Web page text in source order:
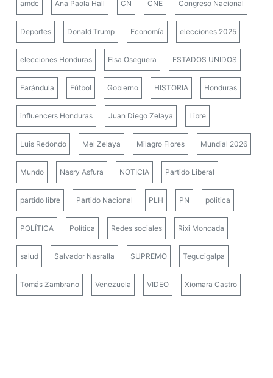
amdc Ana Paola Hall CN CNE Congreso Nacional
Deportes Donald Trump Economía elecciones 2025
elecciones Honduras Elsa Oseguera ESTADOS UNIDOS
Farándula Fútbol Gobierno HISTORIA Honduras
influencers Honduras Juan Diego Zelaya Libre
Luis Redondo Mel Zelaya Milagro Flores Mundial 2026
Mundo Nasry Asfura NOTICIA Partido Liberal
partido libre Partido Nacional PLH PN politica
POLÍTICA Política Redes sociales Rixi Moncada
salud Salvador Nasralla SUPREMO Tegucigalpa
Tomás Zambrano Venezuela VIDEO Xiomara Castro